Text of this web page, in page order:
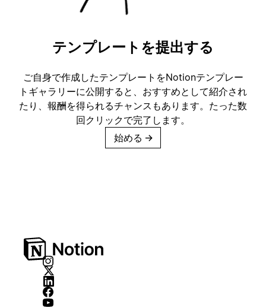
テンプレートを提出する
ご自身で作成したテンプレートをNotionテンプレー
トギャラリーに公開すると、おすすめとして紹介され
たり、報酬を得られるチャンスもあります。たった数
回クリックで完了します。
始める →